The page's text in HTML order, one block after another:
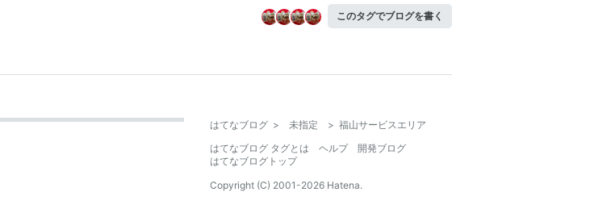
このタグでブログを書く
はてなブログ > 未指定 > 福山サービスエリア
はてなブログ タグとは
ヘルプ
開発ブログ
はてなブログトップ
Copyright (C) 2001-2026 Hatena.